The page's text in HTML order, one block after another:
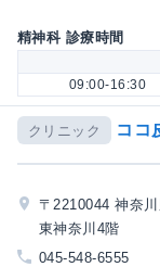
精神科 診療時間
09:00-16:30
クリニック ココ
〒2210044 神奈
東神奈川4階
045-548-6555